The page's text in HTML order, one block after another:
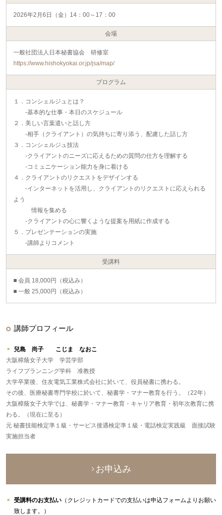
2026年2月6日（金）14：00～17：00
会場
一般社団法人日本秘書協会 研修室
https://www.hishokyokai.or.jp/jsa/map/
プログラム
１．コンシェルジュとは？
‐基本的な仕事・本日のスケジュール
２．美しい言葉遣いと話し方
‐相手（クライアント）の気持ちに寄り添う、配慮した話し方
３．コンシェルジュ技法
‐クライアントのニーズに応えるための質問の仕方を理解する
‐コミュニケーション能力を身に着ける
４．クライアントのリクエストをデザインする
‐インターネットを活用し、クライアントのリクエストに応えられる
よう
情報を集める
‐クライアントの心に響くような提案を用紙に作成する
５．プレゼンテーションの実施
‐講師よりコメント
受講料
■ 会員 18,000円（税込み）
■ 一般 25,000円（税込み）
講師プロフィール
兒島 尚子 こじま なおこ
大阪樟蔭女子大学 学芸学部
ライフプランニング学科 准教授
大学卒業後、住友電気工業株式会社に於いて、役員秘書に携わる。
その後、医療秘書専門学校に於いて、秘書学・マナー教育を行う。（22年）
大阪樟蔭女子大学では、秘書学・マナー教育・キャリア教育・初年次教育に携
わる。（現在に至る）
元 秘書技能検定準１級・サービス接遇検定準１級・電話検定実践級 面接試験
実施担当者
お申込み
受講料のお支払い （クレジットカードでの支払いは申込フォームよりお願い
致します。）